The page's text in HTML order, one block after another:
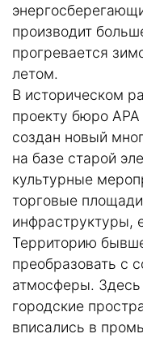
производит
прогревается
летом.
В историческом
проекту бюро
создан новый
на базе старой
культурные
торговые
инфраструктуры,
Территорию
преобразовать с
атмосферы. Здесь
городские
вписались в